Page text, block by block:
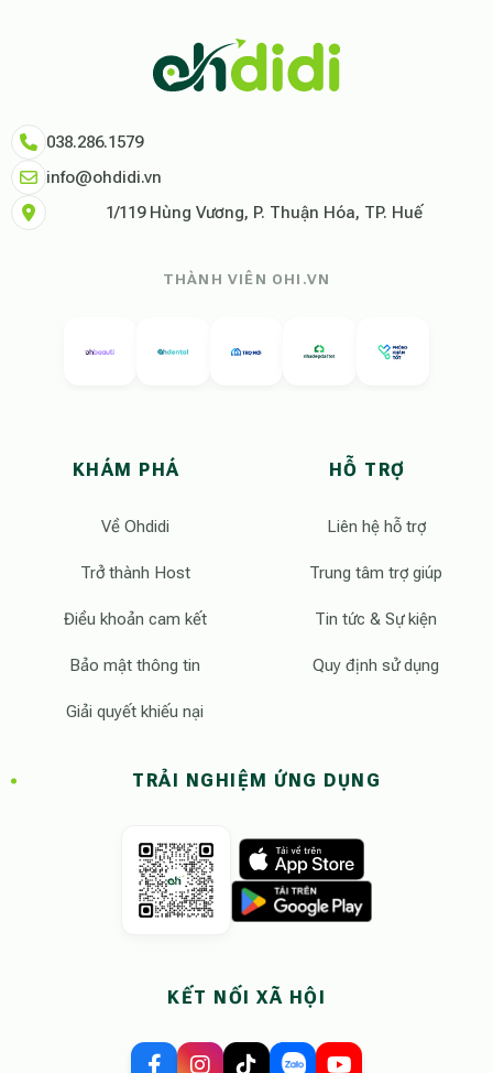
Ohdidi Facebook Official,
038.286.1579
info@ohdidi.vn
1/119 Hùng Vương, P. Thuận Hóa, TP. Huế
THÀNH VIÊN OHI.VN
KHÁM PHÁ
Về Ohdidi
Trở thành Host
Điều khoản cam kết
Bảo mật thông tin
Giải quyết khiếu nại
HỖ TRỢ
Liên hệ hỗ trợ
Trung tâm trợ giúp
Tin tức & Sự kiện
Quy định sử dụng
TRẢI NGHIỆM ỨNG DỤNG
KẾT NỐI XÃ HỘI